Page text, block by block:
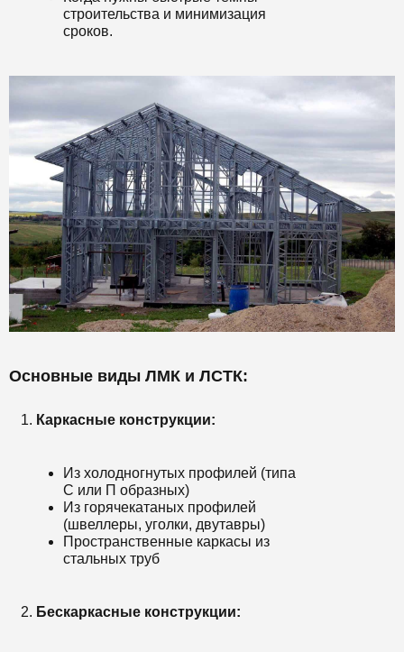
строительства и минимизация
сроков.
Основные виды ЛМК и ЛСТК:
Каркасные конструкции:
Из холодногнутых профилей (типа
С или П образных)
Из горячекатаных профилей
(швеллеры, уголки, двутавры)
Пространственные каркасы из
стальных труб
Бескаркасные конструкции: